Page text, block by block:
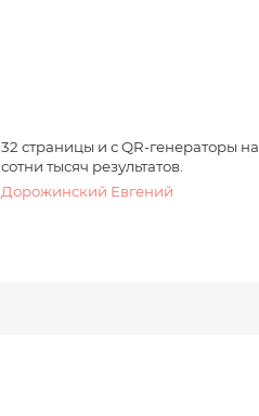
32 страницы и с QR-генераторы на
сотни тысяч результатов.
Дорожинский Евгений